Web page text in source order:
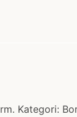
Kategori: